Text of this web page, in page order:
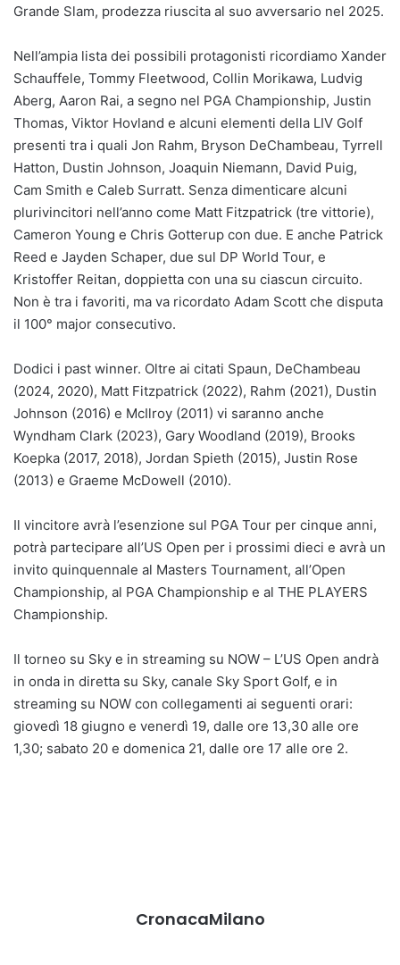
Grande Slam, prodezza riuscita al suo avversario nel 2025.
Nell’ampia lista dei possibili protagonisti ricordiamo Xander
Schauffele, Tommy Fleetwood, Collin Morikawa, Ludvig
Aberg, Aaron Rai, a segno nel PGA Championship, Justin
Thomas, Viktor Hovland e alcuni elementi della LIV Golf
presenti tra i quali Jon Rahm, Bryson DeChambeau, Tyrrell
Hatton, Dustin Johnson, Joaquin Niemann, David Puig,
Cam Smith e Caleb Surratt. Senza dimenticare alcuni
plurivincitori nell’anno come Matt Fitzpatrick (tre vittorie),
Cameron Young e Chris Gotterup con due. E anche Patrick
Reed e Jayden Schaper, due sul DP World Tour, e
Kristoffer Reitan, doppietta con una su ciascun circuito.
Non è tra i favoriti, ma va ricordato Adam Scott che disputa
il 100° major consecutivo.
Dodici i past winner. Oltre ai citati Spaun, DeChambeau
(2024, 2020), Matt Fitzpatrick (2022), Rahm (2021), Dustin
Johnson (2016) e McIlroy (2011) vi saranno anche
Wyndham Clark (2023), Gary Woodland (2019), Brooks
Koepka (2017, 2018), Jordan Spieth (2015), Justin Rose
(2013) e Graeme McDowell (2010).
Il vincitore avrà l’esenzione sul PGA Tour per cinque anni,
potrà partecipare all’US Open per i prossimi dieci e avrà un
invito quinquennale al Masters Tournament, all’Open
Championship, al PGA Championship e al THE PLAYERS
Championship.
Il torneo su Sky e in streaming su NOW – L’US Open andrà
in onda in diretta su Sky, canale Sky Sport Golf, e in
streaming su NOW con collegamenti ai seguenti orari:
giovedì 18 giugno e venerdì 19, dalle ore 13,30 alle ore
1,30; sabato 20 e domenica 21, dalle ore 17 alle ore 2.
CronacaMilano